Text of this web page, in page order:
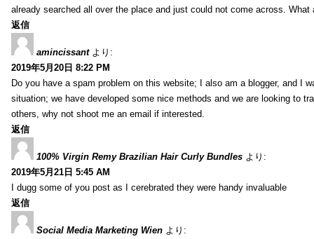
already searched all over the place and just could not come across. What
返信
amincissant より:
2019年5月20日 8:22 PM
Do you have a spam problem on this website; I also am a blogger, and I
situation; we have developed some nice methods and we are looking to
others, why not shoot me an email if interested.
返信
100% Virgin Remy Brazilian Hair Curly Bundles より:
2019年5月21日 5:45 AM
I dugg some of you post as I cerebrated they were handy invaluable
返信
Social Media Marketing Wien より: